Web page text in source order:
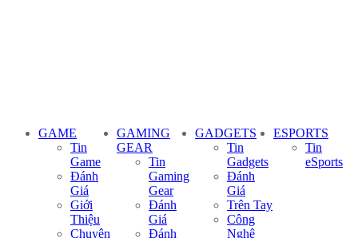
GAME
Tin
Game
Đánh
Giá
Giới
Thiệu
Chuyên
GAMING
GEAR
Tin
Gaming
Gear
Đánh
Giá
Đánh
GADGETS
Tin
Gadgets
Đánh
Giá
Trên Tay
Công
Nghệ
ESPORTS
Tin
eSports